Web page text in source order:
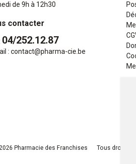
de 9h à 12h30
contacter
04/252.12.87
: contact@pharma-cie.be
Pharmacie des Franchises Tous droits